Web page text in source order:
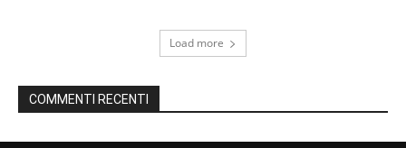
Load more
COMMENTI RECENTI